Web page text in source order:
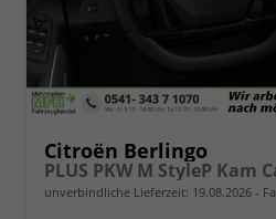
Citroën Berlingo
PLUS PKW M StyleP Kam
unverbindliche Lieferzeit: 19.08.2026